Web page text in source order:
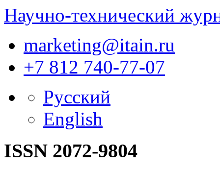
Научно-технический
marketing@itain.ru
+7 812 740-77-07
Русский
English
ISSN 2072-9804